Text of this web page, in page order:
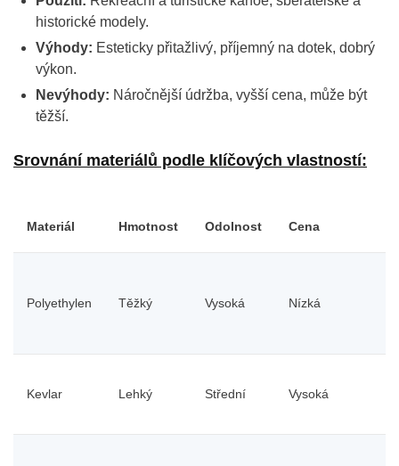
historické modely.
Výhody: Esteticky přitažlivý, příjemný na dotek, dobrý
výkon.
Nevýhody: Náročnější údržba, vyšší cena, může být
těžší.
Srovnání materiálů podle klíčových vlastností:
Materiál Hmotnost Odolnost Cena
Polyethylen Těžký Vysoká Nízká
Kevlar Lehký Střední Vysoká